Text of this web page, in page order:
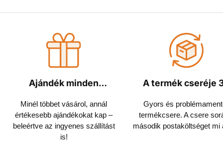
Ajándék minden
Minél többet vásárol, annál
értékesebb ajándékokat kap –
beleértve az ingyenes szállítást
is!
A termék cseréje
Gyors és
termékcsere. A csere
második postaköltséget mi